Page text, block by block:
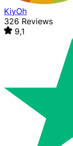
KiyOh
326 Reviews
9,1